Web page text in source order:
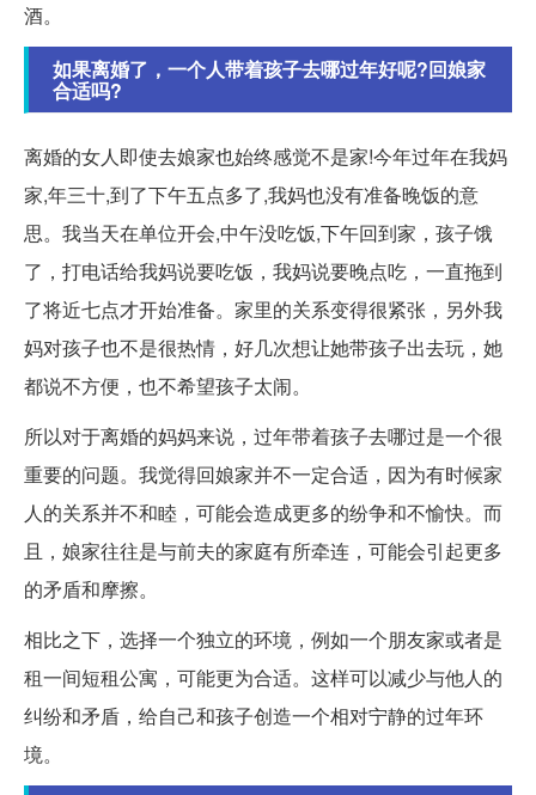
酒。
如果离婚了，一个人带着孩子去哪过年好呢?回娘家
合适吗?
离婚的女人即使去娘家也始终感觉不是家!今年过年在我妈
家,年三十,到了下午五点多了,我妈也没有准备晚饭的意
思。我当天在单位开会,中午没吃饭,下午回到家，孩子饿
了，打电话给我妈说要吃饭，我妈说要晚点吃，一直拖到
了将近七点才开始准备。家里的关系变得很紧张，另外我
妈对孩子也不是很热情，好几次想让她带孩子出去玩，她
都说不方便，也不希望孩子太闹。
所以对于离婚的妈妈来说，过年带着孩子去哪过是一个很
重要的问题。我觉得回娘家并不一定合适，因为有时候家
人的关系并不和睦，可能会造成更多的纷争和不愉快。而
且，娘家往往是与前夫的家庭有所牵连，可能会引起更多
的矛盾和摩擦。
相比之下，选择一个独立的环境，例如一个朋友家或者是
租一间短租公寓，可能更为合适。这样可以减少与他人的
纠纷和矛盾，给自己和孩子创造一个相对宁静的过年环
境。